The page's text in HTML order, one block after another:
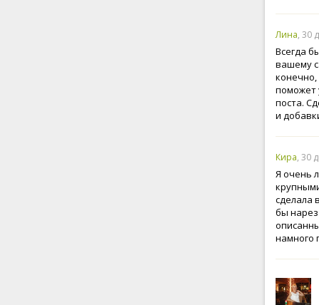
Лина, 30
Всегда
вашему
поможет
поста.
и
Кира, 30
Я очень
сделала
бы
намного